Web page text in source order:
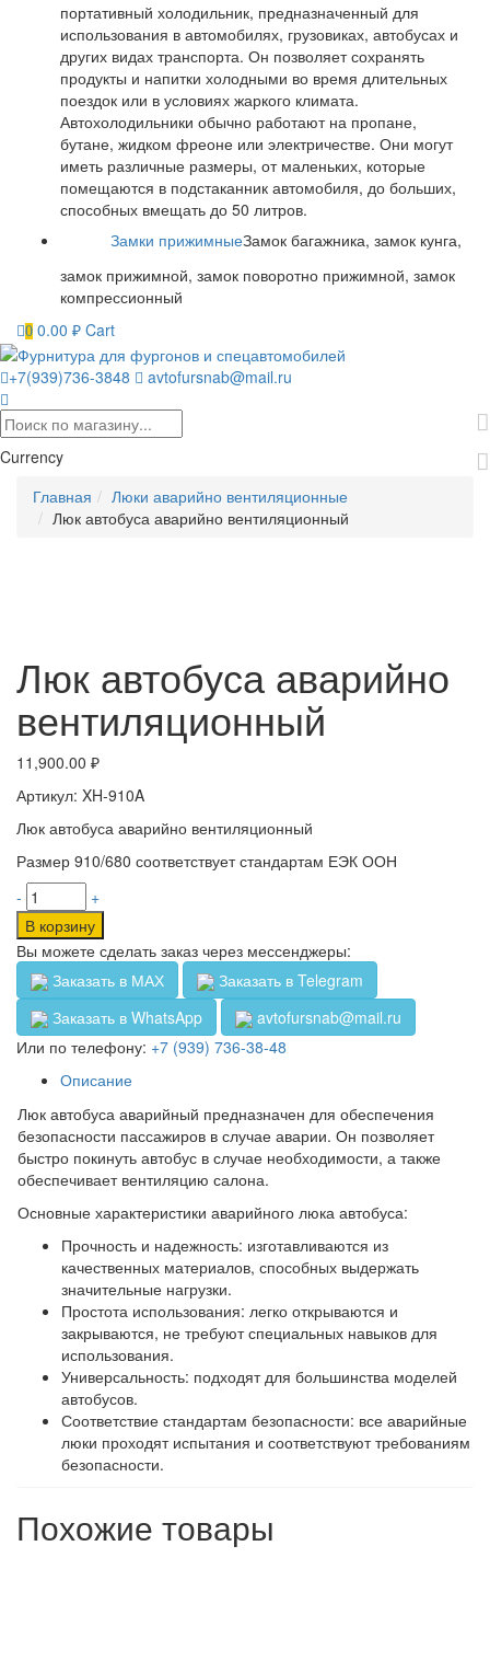
портативный холодильник, предназначенный для
использования в автомобилях, грузовиках, автобусах и
других видах транспорта. Он позволяет сохранять
продукты и напитки холодными во время длительных
поездок или в условиях жаркого климата.
Автохолодильники обычно работают на пропане,
бутане, жидком фреоне или электричестве. Они могут
иметь различные размеры, от маленьких, которые
помещаются в подстаканник автомобиля, до больших,
способных вмещать до 50 литров.
Замки прижимныеЗамок багажника, замок кунга,
замок прижимной, замок поворотно прижимной, замок
компрессионный
0 0.00 ₽ Cart
+7(939)736-3848 avtofursnab@mail.ru
Currency
Главная
Люки аварийно вентиляционные
Люк автобуса аварийно вентиляционный
Люк автобуса аварийно
вентиляционный
11,900.00 ₽
Артикул: XH-910A
Люк автобуса аварийно вентиляционный
Размер 910/680 соответствует стандартам ЕЭК ООН
-
+
В корзину
Вы можете сделать заказ через мессенджеры:
Заказать в МАХ
Заказать в Telegram
Заказать в WhatsApp
avtofursnab@mail.ru
Или по телефону: +7 (939) 736-38-48
Описание
Люк автобуса аварийный предназначен для обеспечения
безопасности пассажиров в случае аварии. Он позволяет
быстро покинуть автобус в случае необходимости, а также
обеспечивает вентиляцию салона.
Основные характеристики аварийного люка автобуса:
Прочность и надежность: изготавливаются из
качественных материалов, способных выдержать
значительные нагрузки.
Простота использования: легко открываются и
закрываются, не требуют специальных навыков для
использования.
Универсальность: подходят для большинства моделей
автобусов.
Соответствие стандартам безопасности: все аварийные
люки проходят испытания и соответствуют требованиям
безопасности.
Похожие товары